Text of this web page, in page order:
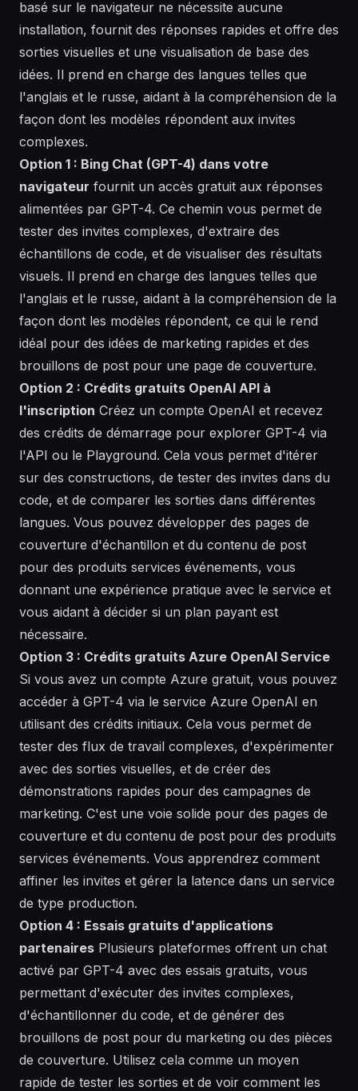
basé sur le navigateur ne nécessite aucune
installation, fournit des réponses rapides et offre des
sorties visuelles et une visualisation de base des
idées. Il prend en charge des langues telles que
l'anglais et le russe, aidant à la compréhension de la
façon dont les modèles répondent aux invites
complexes.
Option 1 : Bing Chat (GPT-4) dans votre
navigateur fournit un accès gratuit aux réponses
alimentées par GPT-4. Ce chemin vous permet de
tester des invites complexes, d'extraire des
échantillons de code, et de visualiser des résultats
visuels. Il prend en charge des langues telles que
l'anglais et le russe, aidant à la compréhension de la
façon dont les modèles répondent, ce qui le rend
idéal pour des idées de marketing rapides et des
brouillons de post pour une page de couverture.
Option 2 : Crédits gratuits OpenAI API à
l'inscription Créez un compte OpenAI et recevez
des crédits de démarrage pour explorer GPT-4 via
l'API ou le Playground. Cela vous permet d'itérer
sur des constructions, de tester des invites dans du
code, et de comparer les sorties dans différentes
langues. Vous pouvez développer des pages de
couverture d'échantillon et du contenu de post
pour des produits services événements, vous
donnant une expérience pratique avec le service et
vous aidant à décider si un plan payant est
nécessaire.
Option 3 : Crédits gratuits Azure OpenAI Service
Si vous avez un compte Azure gratuit, vous pouvez
accéder à GPT-4 via le service Azure OpenAI en
utilisant des crédits initiaux. Cela vous permet de
tester des flux de travail complexes, d'expérimenter
avec des sorties visuelles, et de créer des
démonstrations rapides pour des campagnes de
marketing. C'est une voie solide pour des pages de
couverture et du contenu de post pour des produits
services événements. Vous apprendrez comment
affiner les invites et gérer la latence dans un service
de type production.
Option 4 : Essais gratuits d'applications
partenaires Plusieurs plateformes offrent un chat
activé par GPT-4 avec des essais gratuits, vous
permettant d'exécuter des invites complexes,
d'échantillonner du code, et de générer des
brouillons de post pour du marketing ou des pièces
de couverture. Utilisez cela comme un moyen
rapide de tester les sorties et de voir comment les